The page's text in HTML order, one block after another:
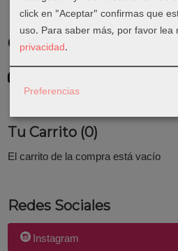
Costes de Envío
GRATIS *
Consultar Destinos
Tu Carrito (0)
El carrito de la compra está vacío
Redes Sociales
Instagram
click en "Aceptar" confirmas que
uso. Para saber más, por favor lea
privacidad.
Preferencias